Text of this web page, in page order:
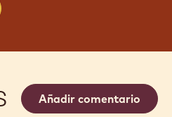
Añadir comentario